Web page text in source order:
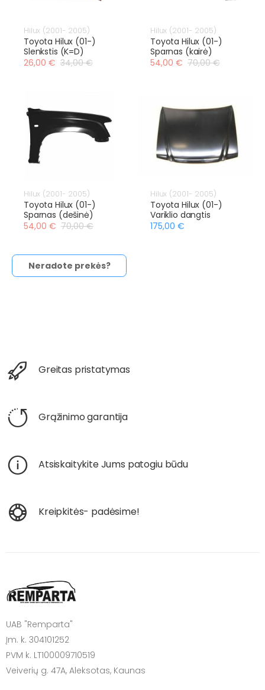
Hilux (2001- 2005)
Toyota Hilux (01-)
Slenkstis (K=D)
26,00 € 34,00 €
Hilux (2001- 2005)
Toyota Hilux (01-)
Sparnas (kairė)
54,00 € 70,00 €
Hilux (2001- 2005)
Toyota Hilux (01-)
Sparnas (dešinė)
54,00 € 70,00 €
Hilux (2001- 2005)
Toyota Hilux (01-)
Variklio dangtis
175,00 €
Neradote prekės?
Greitas pristatymas
Grąžinimo garantija
Atsiskaitykite Jums patogiu būdu
Kreipkitės- padėsime!
UAB "Remparta"
Įm. k. 304101252
PVM k. LT100009710519
Veiverių g. 47A, Aleksotas, Kaunas